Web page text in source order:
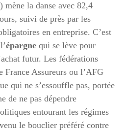
la danse avec 82,4
suivi de près par les
en entreprise. C’est
épargne qui se lève pour
futur. Les fédérations
France Assureurs ou l’AFG
qui ne s’essouffle pas, portée
de ne pas dépendre
entourant les régimes
le bouclier préféré contre